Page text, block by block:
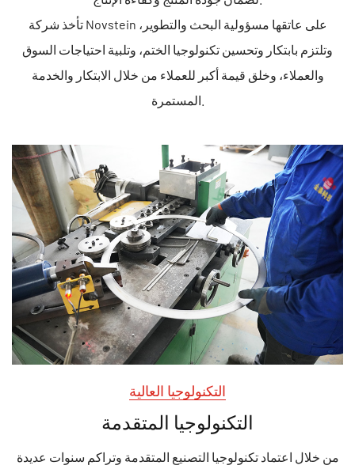
تأخذ شركة Novstein على عاتقها مسؤولية البحث والتطوير،
وتلتزم بابتكار وتحسين تكنولوجيا الختم، وتلبية احتياجات السوق
والعملاء، وخلق قيمة أكبر للعملاء من خلال الابتكار والخدمة
التكنولوجيا العالية
التكنولوجيا المتقدمة
من خلال اعتماد تكنولوجيا التصنيع المتقدمة وتراكم سنوات عديدة